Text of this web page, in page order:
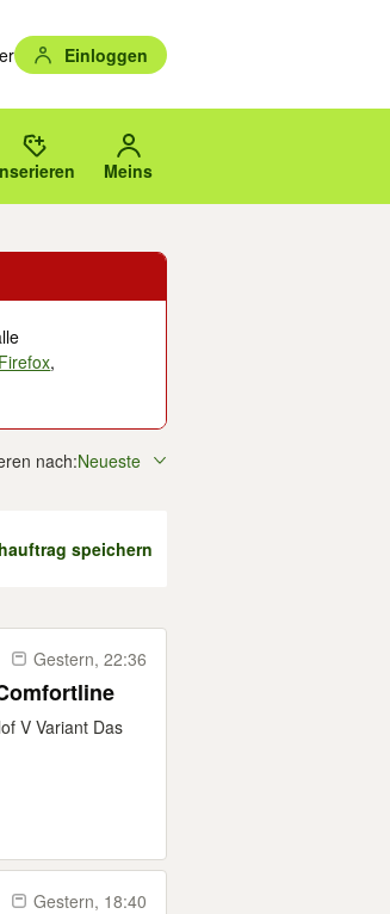
Einloggen
Eingabetaste auswählen.
Vorschläge mit den Pfeiltasten nach oben/
PLZ. Meins
,
nach:Neueste
speichern
Gestern, 22:36
V Variant Das
Gestern, 18:40